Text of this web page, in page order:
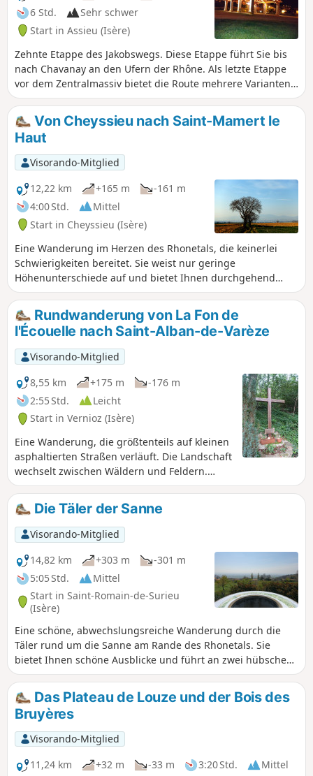
6 Std.
Sehr schwer
Start in Assieu (Isère)
Zehnte Etappe des Jakobswegs. Diese Etappe führt Sie bis
nach Chavanay an den Ufern der Rhône. Als letzte Etappe
vor dem Zentralmassiv bietet die Route mehrere Varianten
zwischen demGR® und den von den Jakobsweg-
Vereinigungen markierten Wegen. Bleiben Sie unbedingt
auf demGR®65, um unnötige Umwege zu vermeiden. Es ist
vielleicht nicht der angenehmste Abschnitt des Weges, aber
einige Abschnitte wie Condrieu sind einen Abstecher wert.
Von Cheyssieu nach Saint-Mamert le
Haut
Visorando-Mitglied
12,22 km
+165 m
-161 m
4:00 Std.
Mittel
Start in Cheyssieu (Isère)
Eine Wanderung im Herzen des Rhonetals, die keinerlei
Schwierigkeiten bereitet. Sie weist nur geringe
Höhenunterschiede auf und bietet Ihnen durchgehend
schöne Ausblicke auf die Gipfel des Pilat.
Rundwanderung von La Fon de
l'Écouelle nach Saint-Alban-de-Varèze
Visorando-Mitglied
8,55 km
+175 m
-176 m
2:55 Std.
Leicht
Start in Vernioz (Isère)
Eine Wanderung, die größtenteils auf kleinen
asphaltierten Straßen verläuft. Die Landschaft
wechselt zwischen Wäldern und Feldern.
Außer einer steilen Steigung zu Beginn der
Wanderung sind keine Schwierigkeiten zu
befürchten.
Die Täler der Sanne
Visorando-Mitglied
14,82 km
+303 m
-301 m
5:05 Std.
Mittel
Start in Saint-Romain-de-Surieu
(Isère)
Eine schöne, abwechslungsreiche Wanderung durch die
Täler rund um die Sanne am Rande des Rhonetals. Sie
bietet Ihnen schöne Ausblicke und führt an zwei hübschen
Kapellen vorbei. Achtung! Bei starkem Regen ist von dieser
Wanderung abzuraten, da drei Furten zu überqueren sind.
Das Plateau de Louze und der Bois des
Bruyères
Visorando-Mitglied
11,24 km
+32 m -33 m 3:20 Std.
Mittel